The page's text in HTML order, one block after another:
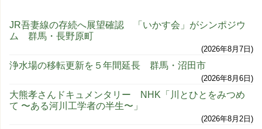
JR吾妻線の存続へ展望確認 「いかす会」がシンポジウ
ム 群馬・長野原町
2026年8月7日
浄水場の移転更新を５年間延長 群馬・沼田市
2026年8月6日
大熊孝さんドキュメンタリー NHK「川とひとをみつめ
て 〜ある河川工学者の半生〜」
2026年8月2日